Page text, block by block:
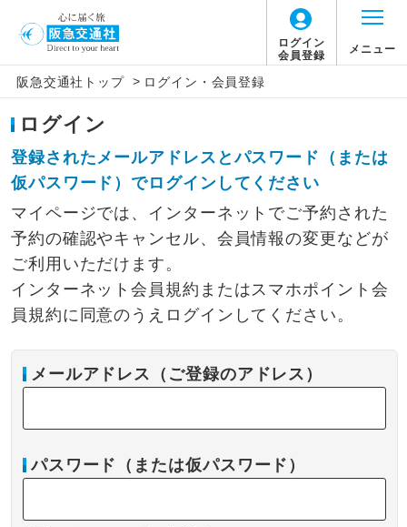
ログイン
会員登録
メニュー
阪急交通社トップ > ログイン・会員登録
ログイン
登録されたメールアドレスとパスワード（または
仮パスワード）でログインしてください
マイページでは、インターネットでご予約された
予約の確認やキャンセル、会員情報の変更などが
ご利用いただけます。
インターネット会員規約またはスマホポイント会
員規約に同意のうえログインしてください。
メールアドレス（ご登録のアドレス）
パスワード（または仮パスワード）